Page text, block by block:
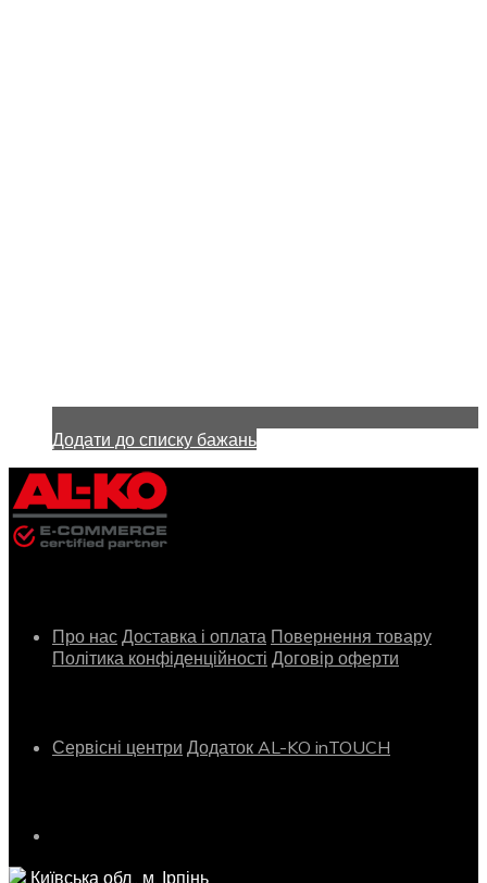
Додати до списку бажань
Про нас Доставка і оплата Повернення товару
Політика конфіденційності Договір оферти
Сервісні центри Додаток AL-KO inTOUCH
Київська обл., м. Ірпінь